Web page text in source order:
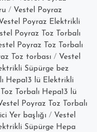
/ Vestel Poyraz
Poyraz Elektrikli
Poyraz Toz Torbalı
Poyraz Toz Torbalı
Toz torbası / Vestel
Süpürge bez
Hepa13 lü Elektrikli
Torbalı Hepa13 lü
Poyraz Toz Torbalı
Yer başlığı / Vestel
Süpürge Hepa